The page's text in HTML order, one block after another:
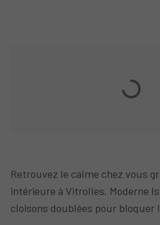
Retrouvez le calme chez vous
intérieure à Vitrolles. Moderne
cloisons doublées pour bloquer